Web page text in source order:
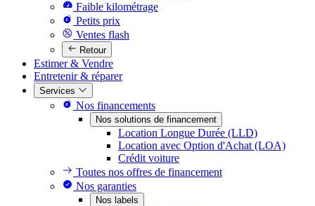
Faible kilométrage
Petits prix
Ventes flash
Retour
Estimer & Vendre
Entretenir & réparer
Services
Nos financements
Nos solutions de financement
Location Longue Durée (LLD)
Location avec Option d'Achat (LOA)
Crédit voiture
Toutes nos offres de financement
Nos garanties
Nos labels